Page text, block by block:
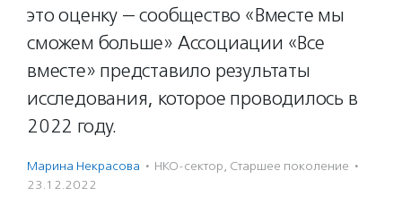
это оценку — сообщество «Вместе мы
сможем больше» Ассоциации «Все
вместе» представило результаты
исследования, которое проводилось в
2022 году.
Марина Некрасова · НКО-сектор, Старшее поколение ·
23.12.2022